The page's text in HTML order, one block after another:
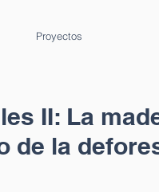
Proyectos
II: La
de la